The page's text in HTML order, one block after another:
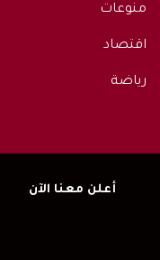
منوعات
اقتصاد
رياضة
أعلن معنا الآن